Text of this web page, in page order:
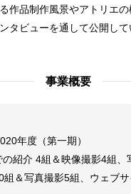
作品制作風景やアトリエの
タビューを通して公開して
事業概要
度（第一期）
の紹介 4組＆映像撮影4組、
組＆写真撮影5組、ウェブ